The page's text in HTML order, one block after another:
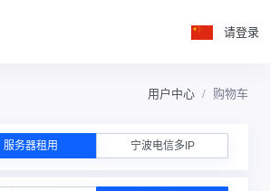
请登录
用户中心 购物车
服务器租用 宁波电信多IP